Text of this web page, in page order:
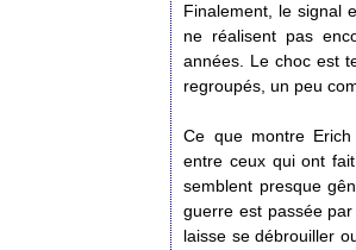
Finalement, le signal
ne réalisent pas
années. Le choc est
regroupés, un peu
Ce que montre
entre ceux qui ont
semblent presque
guerre est passée
laisse se débrouiller